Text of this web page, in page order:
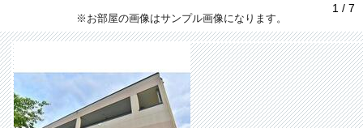
1 / 7
※お部屋の画像はサンプル画像になります。